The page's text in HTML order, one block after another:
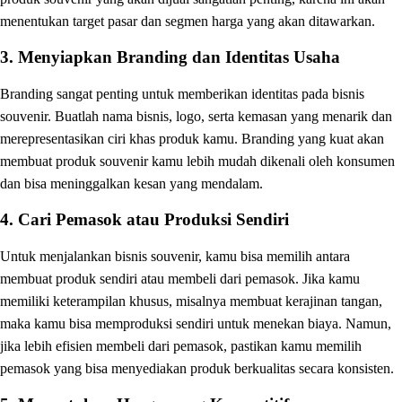
menentukan target pasar dan segmen harga yang akan ditawarkan.
3. Menyiapkan Branding dan Identitas Usaha
Branding sangat penting untuk memberikan identitas pada bisnis
souvenir. Buatlah nama bisnis, logo, serta kemasan yang menarik dan
merepresentasikan ciri khas produk kamu. Branding yang kuat akan
membuat produk souvenir kamu lebih mudah dikenali oleh konsumen
dan bisa meninggalkan kesan yang mendalam.
4. Cari Pemasok atau Produksi Sendiri
Untuk menjalankan bisnis souvenir, kamu bisa memilih antara
membuat produk sendiri atau membeli dari pemasok. Jika kamu
memiliki keterampilan khusus, misalnya membuat kerajinan tangan,
maka kamu bisa memproduksi sendiri untuk menekan biaya. Namun,
jika lebih efisien membeli dari pemasok, pastikan kamu memilih
pemasok yang bisa menyediakan produk berkualitas secara konsisten.